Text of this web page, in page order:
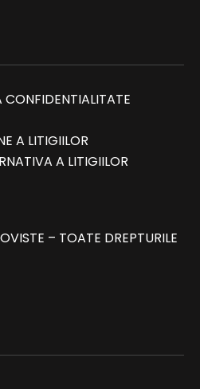
CONFIDENTIALITATE
A LITIGIILOR
A LITIGIILOR
– TOATE DREPTURILE